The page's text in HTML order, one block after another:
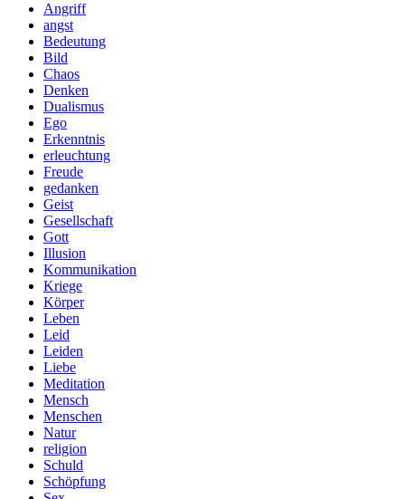
Angriff
angst
Bedeutung
Bild
Chaos
Denken
Dualismus
Ego
Erkenntnis
erleuchtung
Freude
gedanken
Geist
Gesellschaft
Gott
Illusion
Kommunikation
Kriege
Körper
Leben
Leid
Leiden
Liebe
Meditation
Mensch
Menschen
Natur
religion
Schuld
Schöpfung